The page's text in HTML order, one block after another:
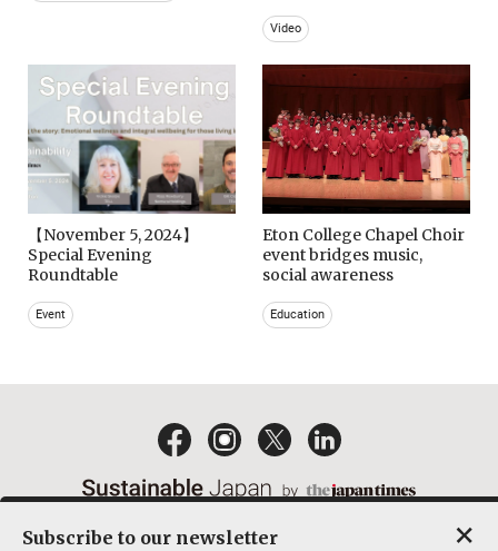
Video
【November 5, 2024】
Special Evening
Roundtable
Event
Eton College Chapel Choir
event bridges music,
social awareness
Education
Subscribe to our newsletter ×